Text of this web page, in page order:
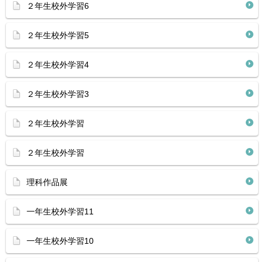
２年生校外学習6
２年生校外学習5
２年生校外学習4
２年生校外学習3
２年生校外学習
２年生校外学習
理科作品展
一年生校外学習11
一年生校外学習10